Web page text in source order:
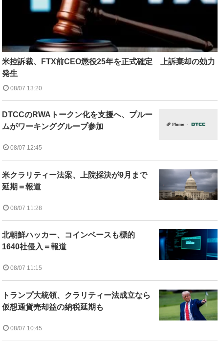
米控訴裁、FTX前CEO懲役25年を正式確定 上訴棄却の効力
発生
08/07 13:20
DTCCのRWAトークン化を支援へ、プルー
ムがワーキンググループ参加
08/07 12:45
米クラリティー法案、上院採決が9月まで
延期＝報道
08/07 11:28
北朝鮮ハッカー、コインベースも標的
1640社侵入＝報道
08/07 11:15
トランプ大統領、クラリティー法成立なら
仮想通貨売却益の納税延期も
08/07 10:45